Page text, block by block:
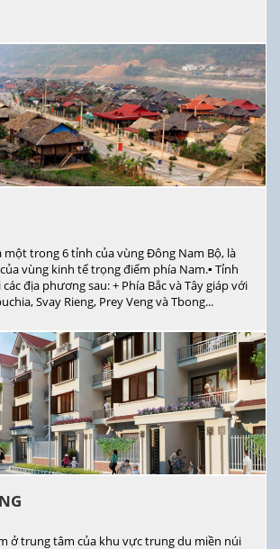
một trong 6 tỉnh của vùng Đông Nam Bộ, là
vùng kinh tế trọng điểm phía Nam.▪ Tỉnh
địa phương sau: + Phía Bắc và Tây giáp với
Svay Rieng, Prey Veng và Tbong...
ở trung tâm của khu vực trung du miền núi